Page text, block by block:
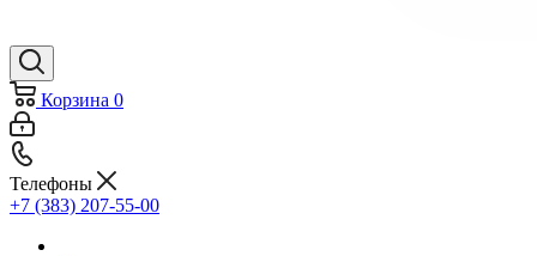
Корзина 0
Телефоны
+7 (383) 207-55-00